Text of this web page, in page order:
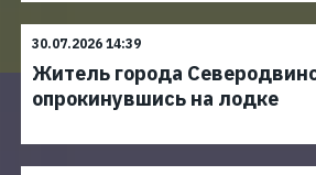
30.07.2026 14:39
Житель города
опрокинувшись на лодке